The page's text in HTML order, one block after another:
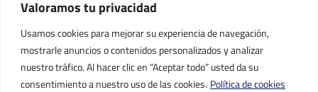
Valoramos tu privacidad
Usamos cookies para mejorar su experiencia de navegación,
mostrarle anuncios o contenidos personalizados y analizar
nuestro tráfico. Al hacer clic en “Aceptar todo” usted da su
consentimiento a nuestro uso de las cookies. Política de cookies
Términos y condiciones
Mi cuenta